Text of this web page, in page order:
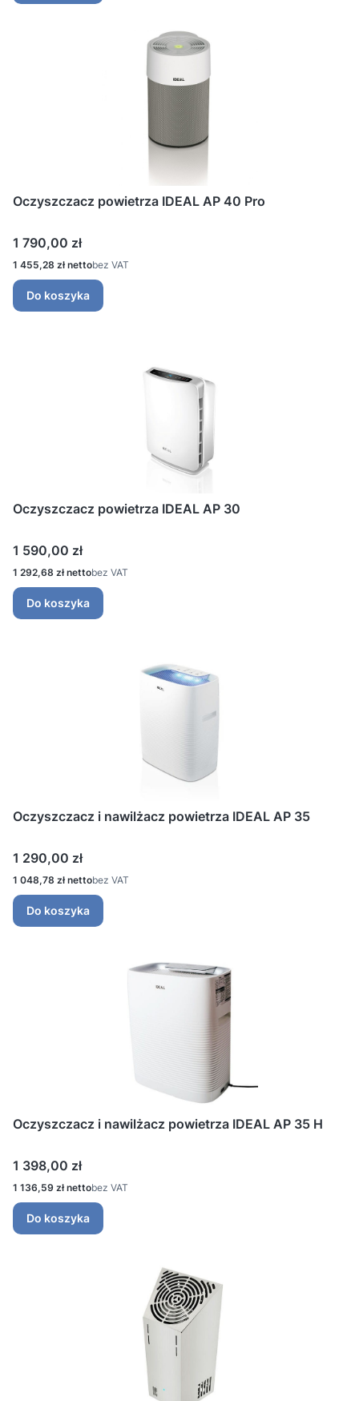
Oczyszczacz powietrza IDEAL AP 40 Pro
Cena
1 790,00 zł
Cena
1 455,28 zł bez VAT
Do koszyka
Oczyszczacz powietrza IDEAL AP 30
Cena
1 590,00 zł
Cena
1 292,68 zł bez VAT
Do koszyka
Oczyszczacz i nawilżacz powietrza IDEAL AP 35
Cena
1 290,00 zł
Cena
1 048,78 zł bez VAT
Do koszyka
Oczyszczacz i nawilżacz powietrza IDEAL AP 35 H
Cena
1 398,00 zł
Cena
1 136,59 zł bez VAT
Do koszyka